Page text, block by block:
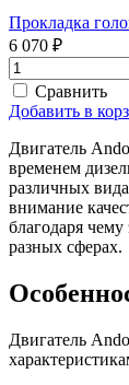
Прокладка
6 070 ₽
Сравнить
Добавить в
Двигатель
временем
различных
внимание
благодаря чему
разных сферах.
Двигатель